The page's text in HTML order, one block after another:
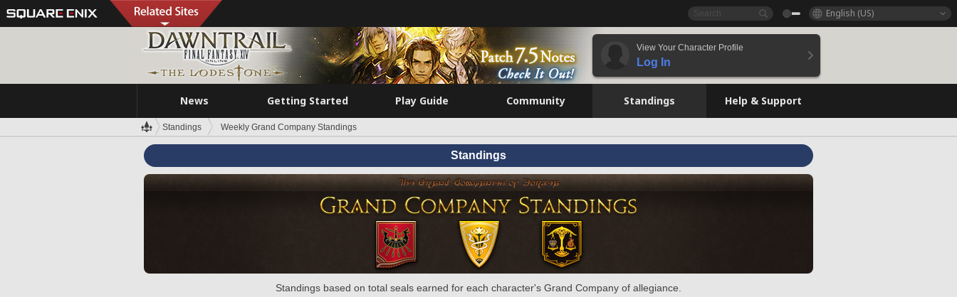
English (US)
View Your Character Profile
Log In
News Getting Started Play Guide Community Standings Help & Support
Standings Weekly Grand Company Standings
Standings
Standings based on total seals earned for each character's Grand Company of allegiance.